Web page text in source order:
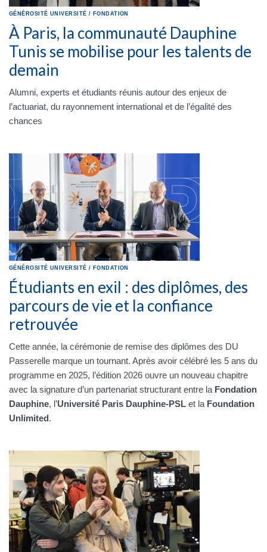
GÉNÉROSITÉ UNIVERSITÉ / FONDATION
À Paris, la communauté Dauphine
Tunis se mobilise pour les talents de
demain
Alumni, experts et étudiants réunis autour des enjeux de
l’actuariat, du rayonnement international et de l’égalité des
chances
GÉNÉROSITÉ UNIVERSITÉ / FONDATION
Étudiants en exil : des diplômes, des
parcours de vie et la confiance
retrouvée
Cette année, la cérémonie de remise des diplômes des DU
Passerelle marque un tournant. Après avoir célébré les 5 ans du
programme en 2025, l’édition 2026 ouvre un nouveau chapitre
avec la signature d’un partenariat structurant entre la Fondation
Dauphine, l’Université Paris Dauphine-PSL et la Foundation
Unlimited.